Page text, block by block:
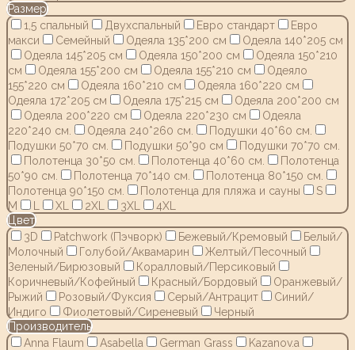
Размер
1,5 спальный
Двухспальный Евро стандарт
Евро
макси
Семейный Одеяла 135*200 см
Одеяла 140*205 см
Одеяла 145*205 см
Одеяла 150*200 см
Одеяла 150*210
см
Одеяла 155*200 см Одеяла 155*210 см
Одеяло
155*220 см
Одеяла 160*210 см
Одеяла 160*220 см
Одеяла 172*205 см
Одеяла 175*215 см
Одеяла 200*200 см
Одеяла 200*220 см
Одеяла 220*230 см
Одеяла
220*240 см.
Одеяла 240*260 см.
Подушки 40*60 см.
Подушки 50*70 см.
Подушки 50*90 см
Подушки 70*70 см.
Полотенца 30*50 см.
Полотенца 40*60 см.
Полотенца
50*90 см.
Полотенца 70*140 см.
Полотенца 80*150 см.
Полотенца 90*150 см.
Полотенца для пляжа и сауны
S
M
XL 2XL 3XL
4XL
Цвет
3D
Patchwork (Пэчворк) Бежевый/Кремовый
Белый/
Молочный
Голубой/Аквамарин
Желтый/Песочный
Зеленый/Бирюзовый
Коралловый/Персиковый
Коричневый/Кофейный
Красный/Бордовый
Оранжевый/
Рыжий
Розовый/Фуксия Серый/Антрацит
Синий/
Индиго
Фиолетовый/Сиреневый
Черный
Производитель
Anna Flaum
Asabella German Grass
Kazanov.a